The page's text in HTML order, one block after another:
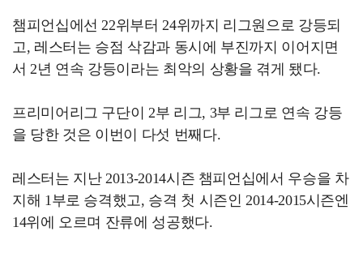
챔피언십에선 22위부터 24위까지 리그원으로 강등되
고, 레스터는 승점 삭감과 동시에 부진까지 이어지면
서 2년 연속 강등이라는 최악의 상황을 겪게 됐다.
프리미어리그 구단이 2부 리그, 3부 리그로 연속 강등
을 당한 것은 이번이 다섯 번째다.
레스터는 지난 2013-2014시즌 챔피언십에서 우승을 차
지해 1부로 승격했고, 승격 첫 시즌인 2014-2015시즌엔
14위에 오르며 잔류에 성공했다.